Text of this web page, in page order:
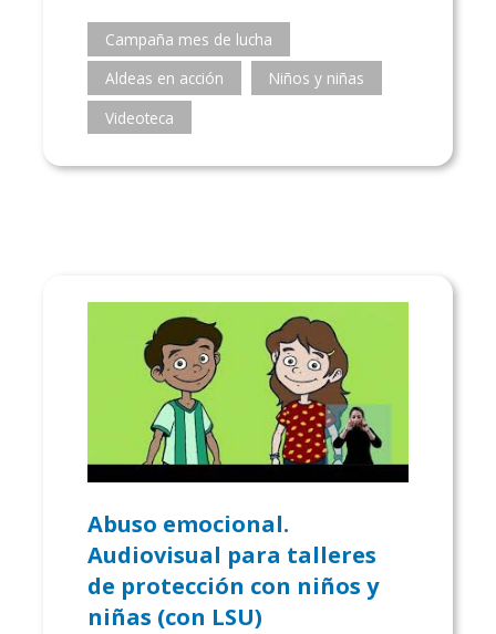
Campaña mes de lucha
Aldeas en acción
Niños y niñas
Videoteca
Abuso emocional.
Audiovisual para talleres
de protección con niños y
niñas (con LSU)